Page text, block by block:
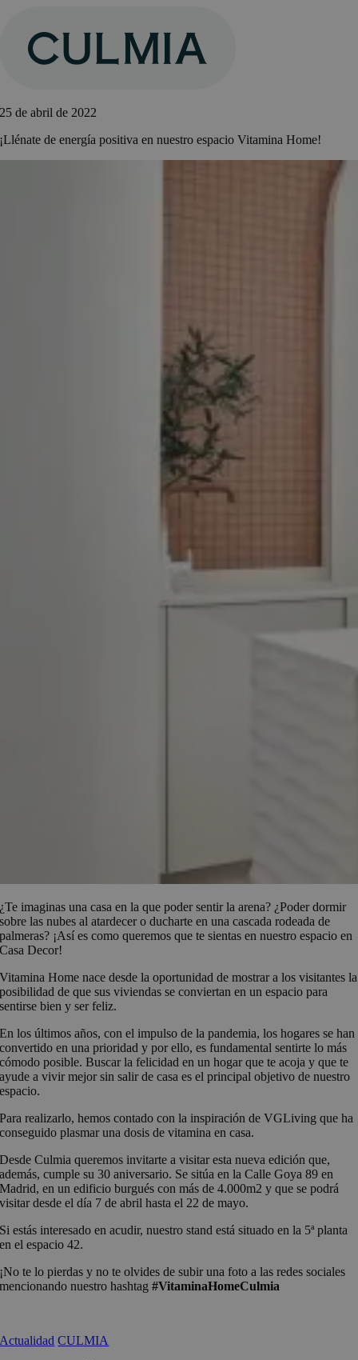
contenido
25 de abril de 2022
¡Llénate de energía positiva en nuestro espacio Vitamina Home!
¿Te imaginas una casa en la que poder sentir la arena? ¿Poder dormir
sobre las nubes al atardecer o ducharte en una cascada rodeada de
palmeras? ¡Así es como queremos que te sientas en nuestro espacio en
Casa Decor!
Vitamina Home nace desde la oportunidad de mostrar a los visitantes la
posibilidad de que sus viviendas se conviertan en un espacio para
sentirse bien y ser feliz.
En los últimos años, con el impulso de la pandemia, los hogares se han
convertido en una prioridad y por ello, es fundamental sentirte lo más
cómodo posible. Buscar la felicidad en un hogar que te acoja y que te
ayude a vivir mejor sin salir de casa es el principal objetivo de nuestro
espacio.
Para realizarlo, hemos contado con la inspiración de VGLiving que ha
conseguido plasmar una dosis de vitamina en casa.
Desde Culmia queremos invitarte a visitar esta nueva edición que,
además, cumple su 30 aniversario. Se sitúa en la Calle Goya 89 en
Madrid, en un edificio burgués con más de 4.000m2 y que se podrá
visitar desde el día 7 de abril hasta el 22 de mayo.
Si estás interesado en acudir, nuestro stand está situado en la 5ª planta
en el espacio 42.
¡No te lo pierdas y no te olvides de subir una foto a las redes sociales
mencionando nuestro hashtag#VitaminaHomeCulmia
Actualidad CULMIA